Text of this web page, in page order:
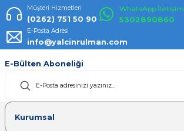
Müşteri Hizmetleri
(0262) 751 50 90
WhatsApp İletişim
5302890860
E-Posta Adresi
info@yalcinrulman.com
E-Bülten Aboneliği
Kurumsal